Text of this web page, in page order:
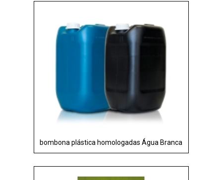
bombona plástica homologadas Água Branca